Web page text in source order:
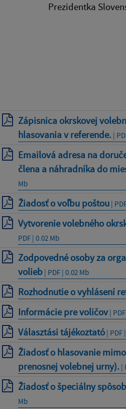
Prezidentka
Zápisnica okrskovej
hlasovania v referende.|
Emailová adresa na
člena a náhradníka do
Mb
Žiadosť o voľbu poštou|
Vytvorenie volebného
PDF | 0.02 Mb
Zodpovedné osoby za
volieb| PDF | 0.02 Mb
Rozhodnutie o vyhlásení
Informácie pre voličov|
Választási tájékoztató| PDF
Žiadosť o hlasovanie
prenosnej volebnej urny).|
Žiadosť o špeciálny
Mb